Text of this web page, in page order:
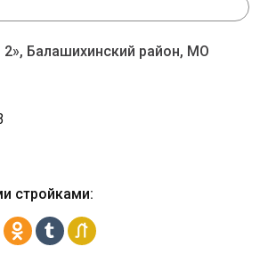
Балашихинский район, МО
стройками: